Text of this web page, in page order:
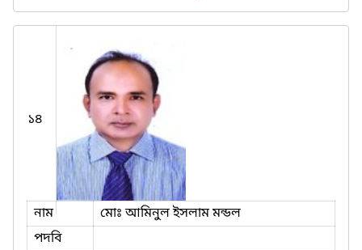
১৪
নাম
মোঃ আমিনুল ইসলাম মন্ডল
পদবি